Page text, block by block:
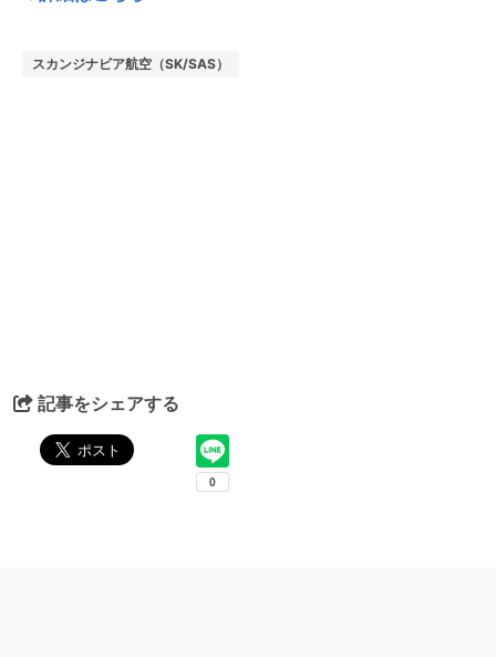
スカンジナビア航空（SK/SAS）
記事をシェアする